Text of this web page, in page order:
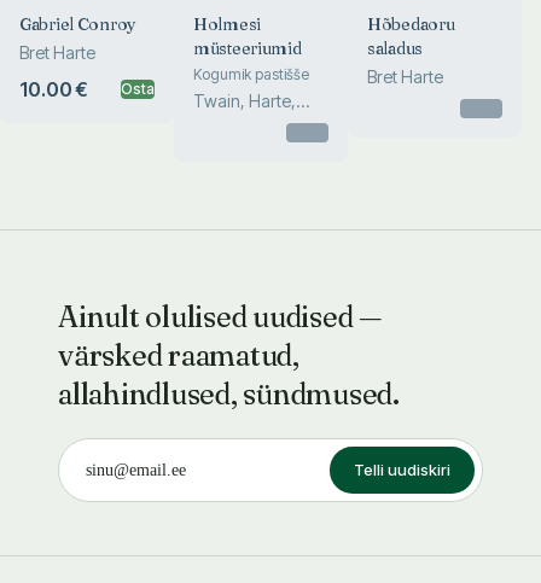
Gabriel Conroy
Bret Harte
10.00 € Osta
Holmesi
müsteeriumid
Kogumik pastišše
Twain, Harte,
Doyle, Barrie,
Hõbedaoru
saladus
Bret Harte
Ainult olulised uudised —
värsked raamatud,
allahindlused, sündmused.
Telli uudiskiri